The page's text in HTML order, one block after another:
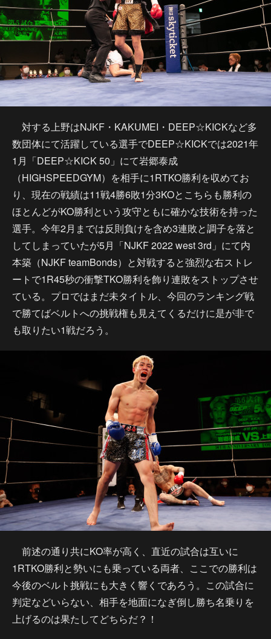
対する上野はNJKF・KAKUMEI・DEEP☆KICKなど多
数団体にて活躍している選手でDEEP☆KICKでは2021年
1月「DEEP☆KICK 50」にて岩郷泰成
（HIGHSPEEDGYM）を相手に1RTKO勝利を収めてお
り、現在の戦績は11戦4勝6敗1分3KOとこちらも勝利の
ほとんどがKO勝利という攻守ともに確かな技術を持った
選手。今年2月までは反則負けを含め3連敗と調子を落と
してしまっていたが5月「NJKF 2022 west 3rd」にて内
本築（NJKF teamBonds）と対戦すると強烈な右ストレ
ートで1R45秒の衝撃TKO勝利を飾り連敗をストップさせ
ている。プロではまだ未タイトル、今回のランキング戦
で勝てばベルトへの挑戦権も見えてくるだけに是が非で
も取りたい1戦だろう。
前述の通り共にKO率が高く、直近の試合は互いに
1RTKO勝利と勢いにも乗っている両者、ここでの勝利は
今後のベルト挑戦にも大きく響くであろう。この試合に
判定などいらない、相手を地面になぎ倒し勝ち名乗りを
上げるのは果たしてどちらだ？！